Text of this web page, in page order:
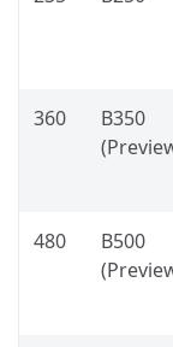
360
B350
480
B500